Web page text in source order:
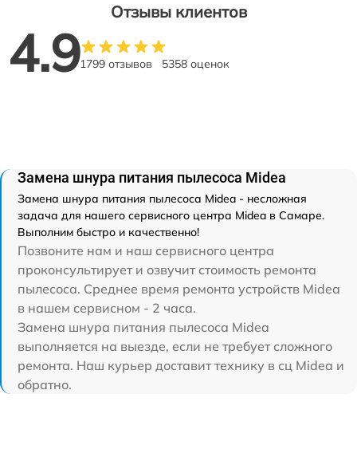
Отзывы клиентов
4.91799 отзывов 5358 оценок
Замена шнура питания пылесоса Midea
Замена шнура питания пылесоса Midea - несложная
задача для нашего сервисного центра Midea в Самаре.
Выполним быстро и качественно!
Позвоните нам и наш сервисного центра
проконсультирует и озвучит стоимость ремонта
пылесоса. Среднее время ремонта устройств Midea
в нашем сервисном - 2 часа.
Замена шнура питания пылесоса Midea
выполняется на выезде, если не требует сложного
ремонта. Наш курьер доставит технику в сц Midea и
обратно.